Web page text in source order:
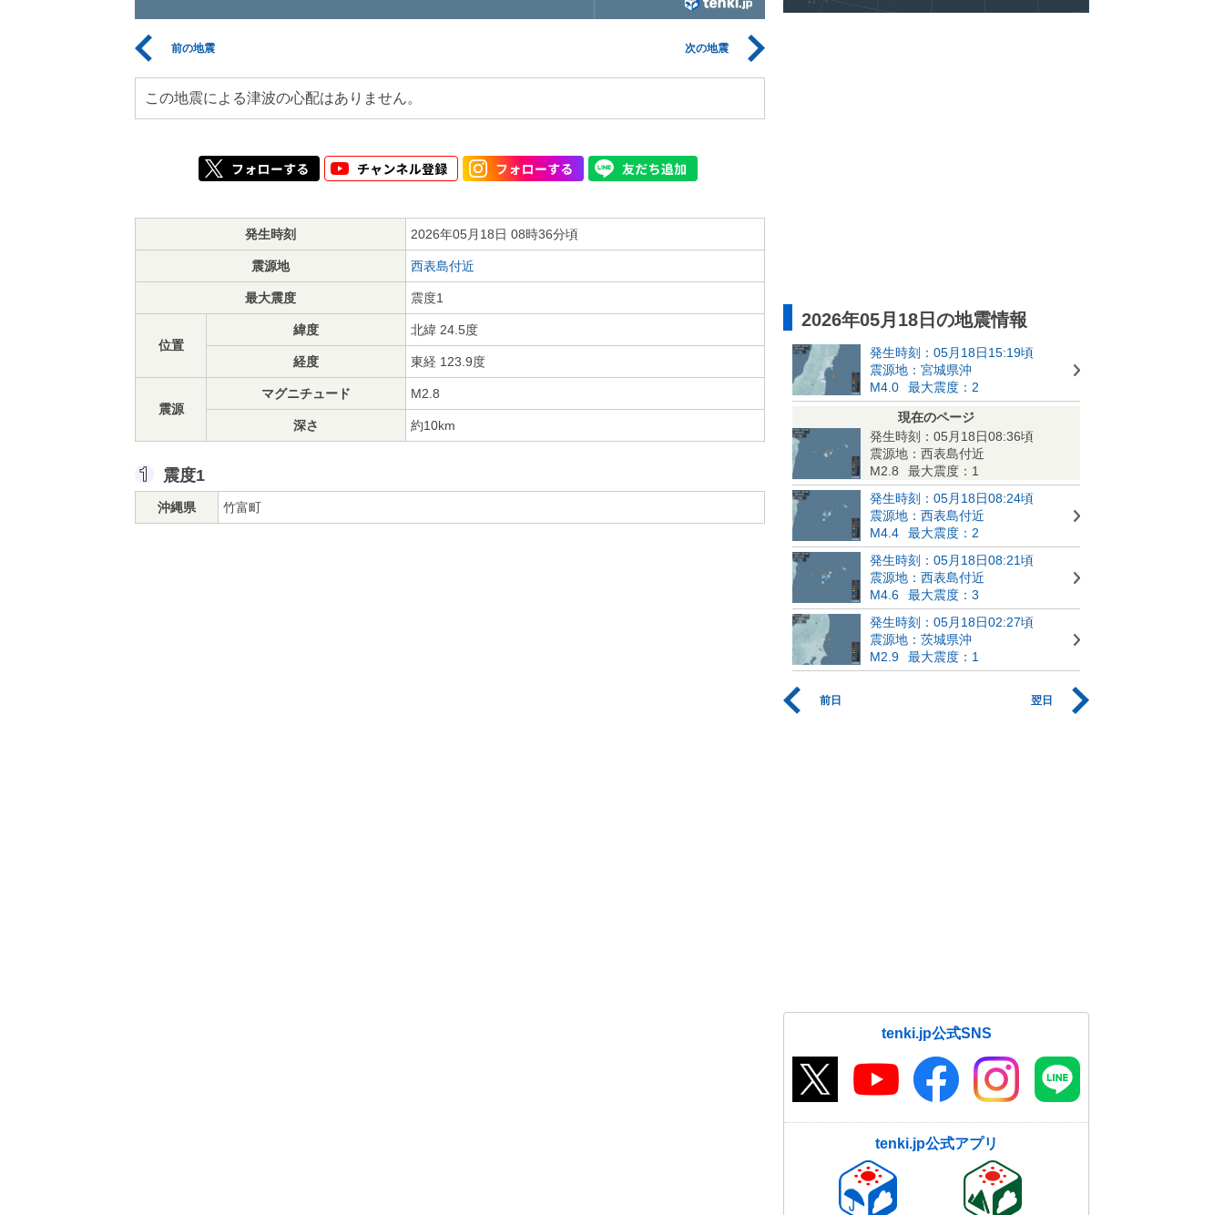
前の地震 次の地震
この地震による津波の心配はありません。
発生時刻 2026年05月18日 08時36分頃
震源地 西表島付近
最大震度 震度1
位置
緯度 北緯 24.5度
経度 東経 123.9度
震源
マグニチュード M2.8
深さ 約10km
震度1
沖縄県 竹富町
2026年05月18日の地震情報
発生時刻：05月18日15:19頃
震源地：宮城県沖
M4.0
最大震度：2
現在のページ
発生時刻：05月18日08:36頃
震源地：西表島付近
M2.8
最大震度：1
発生時刻：05月18日08:24頃
震源地：西表島付近
M4.4
最大震度：2
発生時刻：05月18日08:21頃
震源地：西表島付近
M4.6
最大震度：3
発生時刻：05月18日02:27頃
震源地：茨城県沖
M2.9
最大震度：1
前日 翌日
tenki.jp公式SNS
tenki.jp公式アプリ